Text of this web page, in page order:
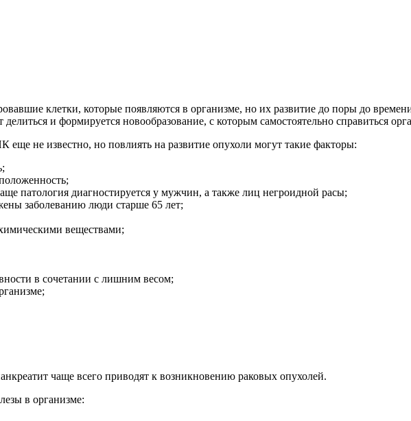
клетки, которые появляются в организме, но их развитие до поры до
делиться и формируется новообразование, с которым самостоятельно справиться
не известно, но повлиять на развитие опухоли могут такие факторы:
патология диагностируется у мужчин, а также лиц негроидной расы;
заболеванию люди старше 65 лет;
веществами;
в сочетании с лишним весом;
чаще всего приводят к возникновению раковых опухолей.
в организме: